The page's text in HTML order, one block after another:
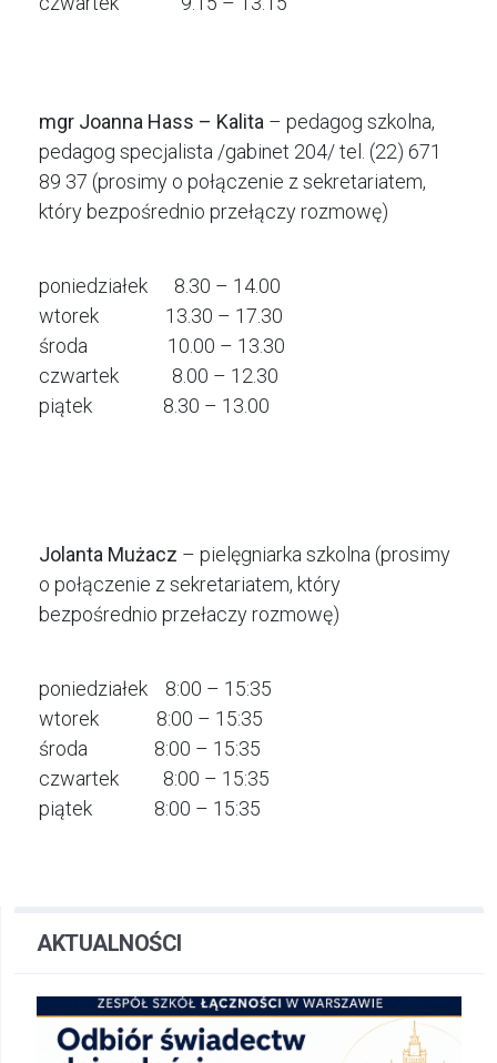
mgr Joanna Hass – Kalita – pedagog szkolna,
pedagog specjalista /gabinet 204/ tel. (22) 671
89 37 (prosimy o połączenie z sekretariatem,
który bezpośrednio przełączy rozmowę)
poniedziałek 8.30 – 14.00
wtorek 13.30 – 17.30
środa 10.00 – 13.30
czwartek 8.00 – 12.30
piątek 8.30 – 13.00
Jolanta Mużacz – pielęgniarka szkolna (prosimy
o połączenie z sekretariatem, który
bezpośrednio przełaczy rozmowę)
poniedziałek 8:00 – 15:35
wtorek 8:00 – 15:35
środa 8:00 – 15:35
czwartek 8:00 – 15:35
piątek 8:00 – 15:35
AKTUALNOŚCI